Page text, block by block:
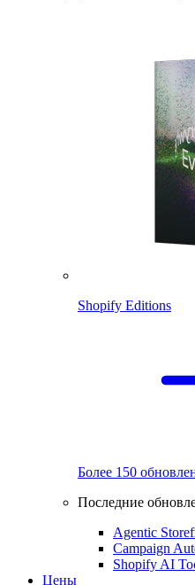
Shopify Editions
Более 150
Последние
Agentic
Campaign
Shopify AI
Цены